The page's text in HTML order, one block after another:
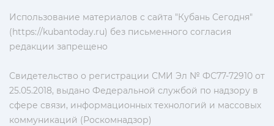
Использование материалов с сайта "Кубань Сегодня"
(https://kubantoday.ru) без письменного согласия
редакции запрещено
Свидетельство о регистрации СМИ Эл № ФС77-72910 от
25.05.2018, выдано Федеральной службой по надзору в
сфере связи, информационных технологий и массовых
коммуникаций (Роскомнадзор)